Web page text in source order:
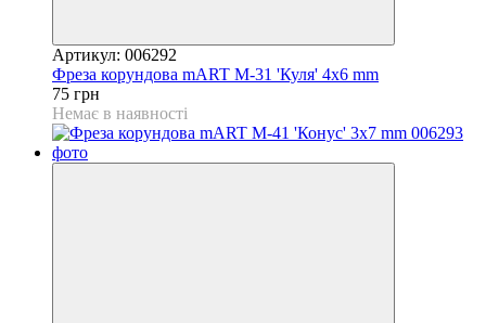
Артикул: 006292
Фреза корундова mART М-31 'Куля' 4x6 mm
75 грн
Немає в наявності